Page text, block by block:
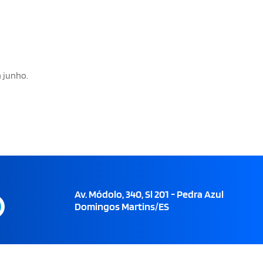
junho.
Av. Módolo, 340, Sl 201 - Pedra Azul
Domingos Martins/ES